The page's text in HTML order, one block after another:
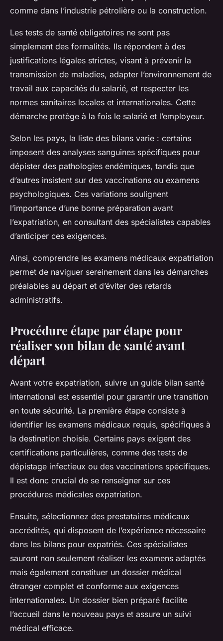
comme dans l’industrie pétrolière ou la construction.
Les tests de santé obligatoires ne sont pas
simplement des formalités. Ils répondent à des
justifications légales strictes, visant à prévenir la
transmission de maladies, adapter l’environnement de
travail aux capacités du salarié, et respecter les
normes sanitaires locales et internationales. Cette
démarche protège à la fois le salarié et l’employeur.
Selon les pays, la liste des bilans varie : certains
imposent des analyses sanguines spécifiques pour
dépister des pathologies endémiques, tandis que
d’autres insistent sur des vaccinations ou examens
psychologiques. Ces variations soulignent
l’importance d’une bonne préparation avant
l’expatriation, en consultant des spécialistes capables
d’anticiper ces exigences.
Ainsi, comprendre les examens médicaux expatriation
permet de naviguer sereinement dans les démarches
préalables au départ et d’éviter des retards
administratifs.
Procédure étape par étape pour
réaliser son bilan de santé avant
départ
Avant votre expatriation, suivre un guide bilan santé
international est essentiel pour garantir une transition
en toute sécurité. La première étape consiste à
identifier les examens médicaux requis, spécifiques à
la destination choisie. Certains pays exigent des
certifications particulières, comme des tests de
dépistage infectieux ou des vaccinations spécifiques.
Il est donc crucial de se renseigner sur ces
procédures médicales expatriation.
Ensuite, sélectionnez des prestataires médicaux
accrédités, qui disposent de l’expérience nécessaire
dans les bilans pour expatriés. Ces spécialistes
sauront non seulement réaliser les examens adaptés
mais également constituer un dossier médical
étranger complet et conforme aux exigences
internationales. Un dossier bien préparé facilite
l’accueil dans le nouveau pays et assure un suivi
médical efficace.